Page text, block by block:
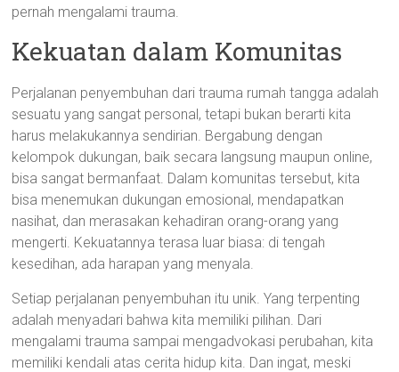
pernah mengalami trauma.
Kekuatan dalam Komunitas
Perjalanan penyembuhan dari trauma rumah tangga adalah
sesuatu yang sangat personal, tetapi bukan berarti kita
harus melakukannya sendirian. Bergabung dengan
kelompok dukungan, baik secara langsung maupun online,
bisa sangat bermanfaat. Dalam komunitas tersebut, kita
bisa menemukan dukungan emosional, mendapatkan
nasihat, dan merasakan kehadiran orang-orang yang
mengerti. Kekuatannya terasa luar biasa: di tengah
kesedihan, ada harapan yang menyala.
Setiap perjalanan penyembuhan itu unik. Yang terpenting
adalah menyadari bahwa kita memiliki pilihan. Dari
mengalami trauma sampai mengadvokasi perubahan, kita
memiliki kendali atas cerita hidup kita. Dan ingat, meski